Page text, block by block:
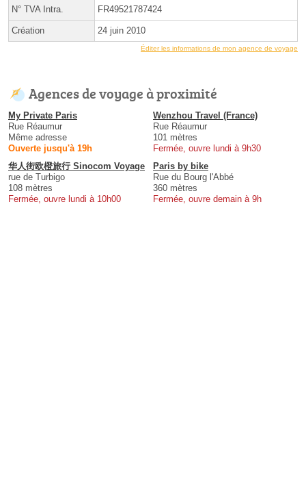
N° TVA Intra. FR49521787424
Création 24 juin 2010
Éditer les informations de mon agence de voyage
Agences de voyage à proximité
My Private Paris
Rue Réaumur
Même adresse
Ouverte jusqu'à 19h
Wenzhou Travel (France)
Rue Réaumur
101 mètres
Fermée, ouvre lundi à 9h30
华人街欧橙旅行 Sinocom Voyage
rue de Turbigo
108 mètres
Fermée, ouvre lundi à 10h00
Paris by bike
Rue du Bourg l'Abbé
360 mètres
Fermée, ouvre demain à 9h